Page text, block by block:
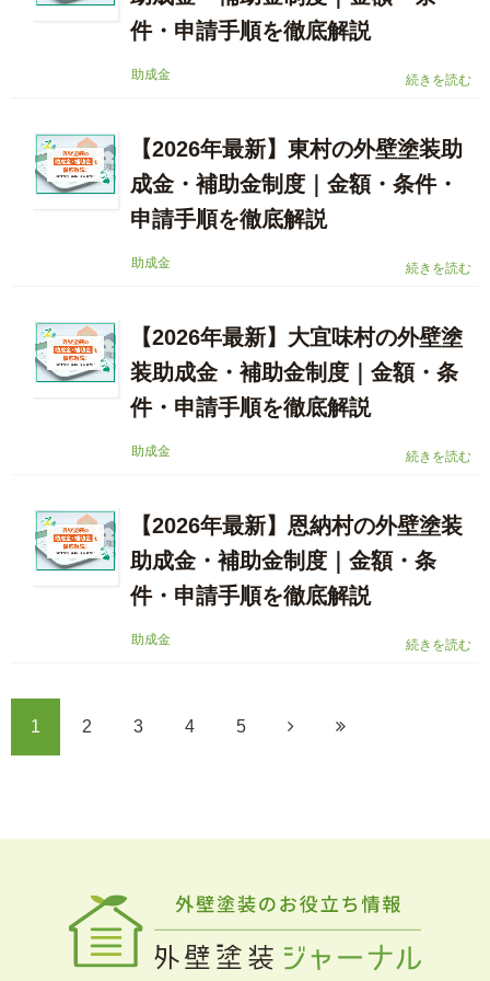
件・申請手順を徹底解説
続きを読む
助成金
【2026年最新】東村の外壁塗装助
成金・補助金制度｜金額・条件・
申請手順を徹底解説
続きを読む
助成金
【2026年最新】大宜味村の外壁塗
装助成金・補助金制度｜金額・条
件・申請手順を徹底解説
続きを読む
助成金
【2026年最新】恩納村の外壁塗装
助成金・補助金制度｜金額・条
件・申請手順を徹底解説
続きを読む
助成金
1 2 3 4 5